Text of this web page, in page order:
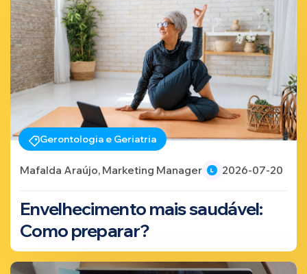
Gerontologia e Geriatria
Mafalda Araújo, Marketing Manager 2026-07-20
Envelhecimento mais saudável:
Como preparar?